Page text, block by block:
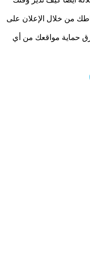
من خلال الإعلان على
حماية مواقعك من أي